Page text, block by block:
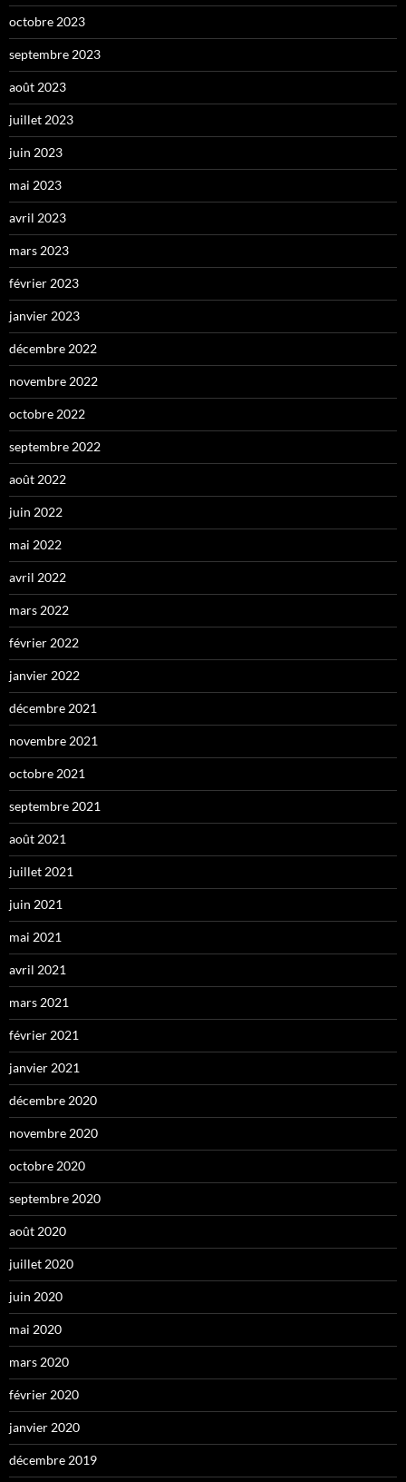
octobre 2023
septembre 2023
août 2023
juillet 2023
juin 2023
mai 2023
avril 2023
mars 2023
février 2023
janvier 2023
décembre 2022
novembre 2022
octobre 2022
septembre 2022
août 2022
juin 2022
mai 2022
avril 2022
mars 2022
février 2022
janvier 2022
décembre 2021
novembre 2021
octobre 2021
septembre 2021
août 2021
juillet 2021
juin 2021
mai 2021
avril 2021
mars 2021
février 2021
janvier 2021
décembre 2020
novembre 2020
octobre 2020
septembre 2020
août 2020
juillet 2020
juin 2020
mai 2020
mars 2020
février 2020
janvier 2020
décembre 2019